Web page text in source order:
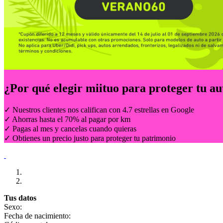
¿Por qué elegir miituo para proteger tu
✓ Nuestros clientes nos califican con 4.7 estrellas en Google
✓ Ahorras hasta el 70% al pagar por km
✓ Pagas al mes y cancelas cuando quieras
✓ Obtienes un precio justo para proteger tu patrimonio
Tus datos
Sexo:
Fecha de nacimiento: